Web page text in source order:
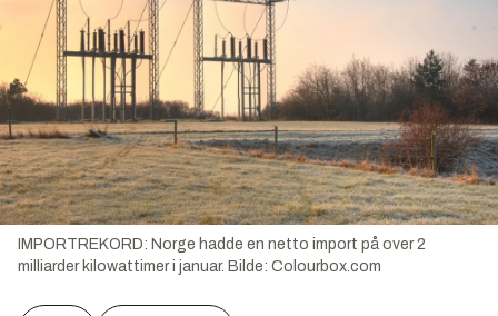
IMPORTREKORD: Norge hadde en netto import på over 2
milliarder kilowattimer i januar. Bilde: Colourbox.com